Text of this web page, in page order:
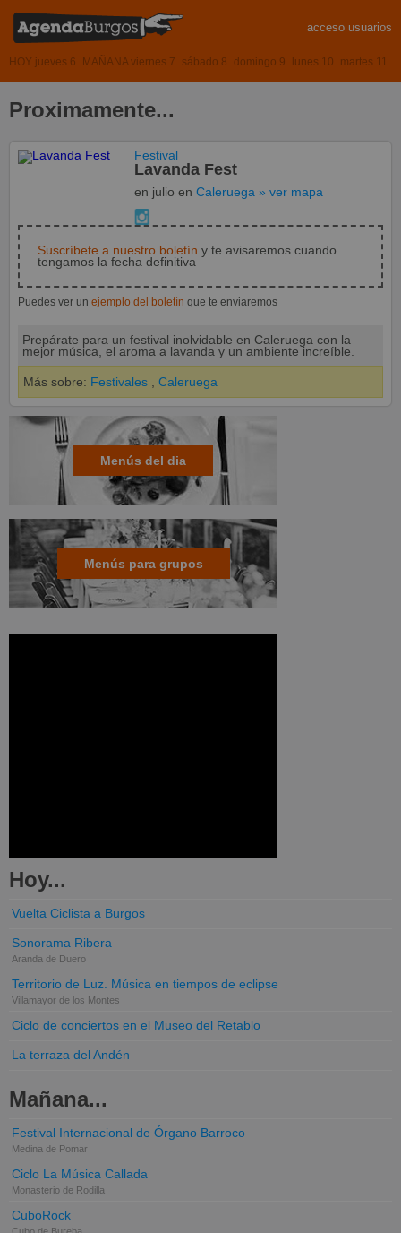
acceso usuarios
HOY jueves 6 MAÑANA viernes 7 sábado 8 domingo 9 lunes 10 martes 11
Proximamente...
Festival
Lavanda Fest
en julioenCaleruega » ver mapa
Suscríbete a nuestro boletín y te avisaremos cuando
tengamos la fecha definitiva
Puedes ver un ejemplo del boletín que te enviaremos
Prepárate para un festival inolvidable en Caleruega con la
mejor música, el aroma a lavanda y un ambiente increíble.
Más sobre: Festivales Caleruega
Menús del dia
Menús para grupos
Hoy...
Vuelta Ciclista a Burgos
Sonorama Ribera
Aranda de Duero
Territorio de Luz. Música en tiempos de eclipse
Villamayor de los Montes
Ciclo de conciertos en el Museo del Retablo
La terraza del Andén
Mañana...
Festival Internacional de Órgano Barroco
Medina de Pomar
Ciclo La Música Callada
Monasterio de Rodilla
CuboRock